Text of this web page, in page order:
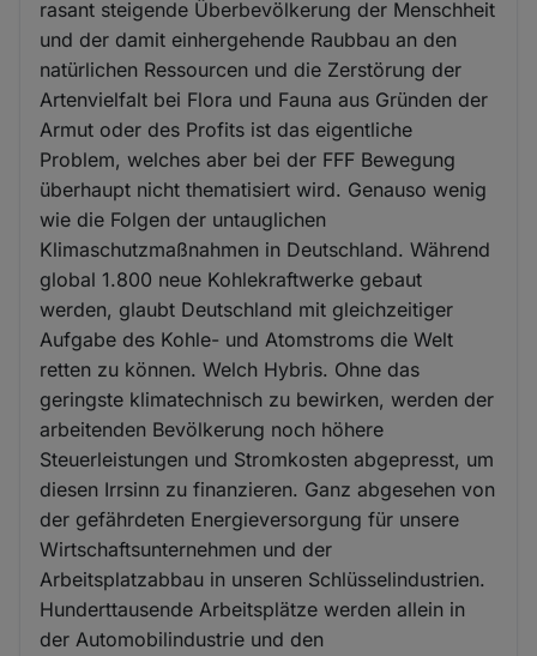
rasant steigende Überbevölkerung der Menschheit
und der damit einhergehende Raubbau an den
natürlichen Ressourcen und die Zerstörung der
Artenvielfalt bei Flora und Fauna aus Gründen der
Armut oder des Profits ist das eigentliche
Problem, welches aber bei der FFF Bewegung
überhaupt nicht thematisiert wird. Genauso wenig
wie die Folgen der untauglichen
Klimaschutzmaßnahmen in Deutschland. Während
global 1.800 neue Kohlekraftwerke gebaut
werden, glaubt Deutschland mit gleichzeitiger
Aufgabe des Kohle- und Atomstroms die Welt
retten zu können. Welch Hybris. Ohne das
geringste klimatechnisch zu bewirken, werden der
arbeitenden Bevölkerung noch höhere
Steuerleistungen und Stromkosten abgepresst, um
diesen Irrsinn zu finanzieren. Ganz abgesehen von
der gefährdeten Energieversorgung für unsere
Wirtschaftsunternehmen und der
Arbeitsplatzabbau in unseren Schlüsselindustrien.
Hunderttausende Arbeitsplätze werden allein in
der Automobilindustrie und den